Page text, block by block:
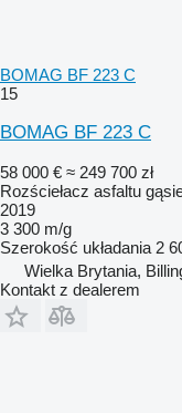
BOMAG BF 223 C
15
BOMAG BF 223 C
58 000 € ≈ 249 700 zł
Rozściełacz asfaltu
2019
3 300 m/g
Szerokość układania 2
Wielka Brytania,
Kontakt z dealerem